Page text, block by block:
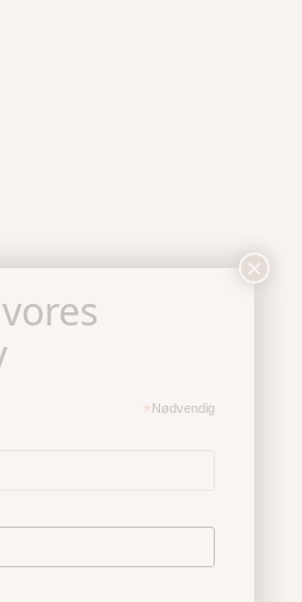
*Nødvendig